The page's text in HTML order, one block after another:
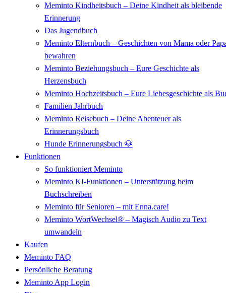
Meminto Kindheitsbuch – Deine Kindheit als bleibende
Erinnerung
Das Jugendbuch
Meminto Elternbuch – Geschichten von Mama oder
bewahren
Meminto Beziehungsbuch – Eure Geschichte als
Herzensbuch
Meminto Hochzeitsbuch – Eure Liebesgeschichte als
Familien Jahrbuch
Meminto Reisebuch – Deine Abenteuer als
Erinnerungsbuch
Hunde Erinnerungsbuch 🐶
Funktionen
So funktioniert Meminto
Meminto KI-Funktionen – Unterstützung beim
Buchschreiben
Meminto für Senioren – mit Enna.care!
Meminto WortWechsel® – Magisch Audio zu Text
umwandeln
Kaufen
Meminto FAQ
Persönliche Beratung
Meminto App Login